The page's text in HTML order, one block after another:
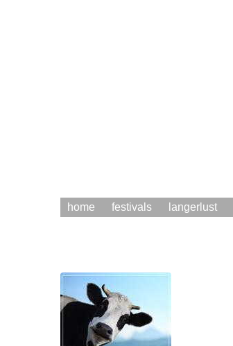
home festivals langerlust